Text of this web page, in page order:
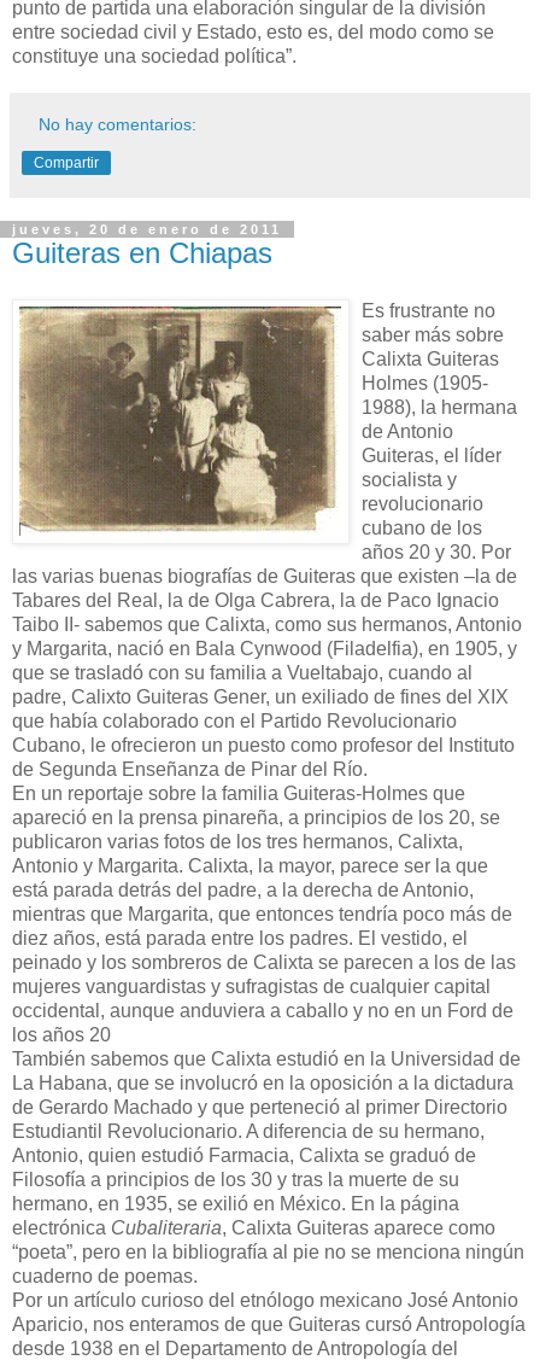
punto de partida una elaboración singular de la división
entre sociedad civil y Estado, esto es, del modo como se
constituye una sociedad política”.
No hay comentarios:
Compartir
jueves, 20 de enero de 2011
Guiteras en Chiapas
Es frustrante no
saber más sobre
Calixta Guiteras
Holmes (1905-
1988), la hermana
de Antonio
Guiteras, el líder
socialista y
revolucionario
cubano de los
años 20 y 30. Por
las varias buenas biografías de Guiteras que existen –la de
Tabares del Real, la de Olga Cabrera, la de Paco Ignacio
Taibo II- sabemos que Calixta, como sus hermanos, Antonio
y Margarita, nació en Bala Cynwood (Filadelfia), en 1905, y
que se trasladó con su familia a Vueltabajo, cuando al
padre, Calixto Guiteras Gener, un exiliado de fines del XIX
que había colaborado con el Partido Revolucionario
Cubano, le ofrecieron un puesto como profesor del Instituto
de Segunda Enseñanza de Pinar del Río.
En un reportaje sobre la familia Guiteras-Holmes que
apareció en la prensa pinareña, a principios de los 20, se
publicaron varias fotos de los tres hermanos, Calixta,
Antonio y Margarita. Calixta, la mayor, parece ser la que
está parada detrás del padre, a la derecha de Antonio,
mientras que Margarita, que entonces tendría poco más de
diez años, está parada entre los padres. El vestido, el
peinado y los sombreros de Calixta se parecen a los de las
mujeres vanguardistas y sufragistas de cualquier capital
occidental, aunque anduviera a caballo y no en un Ford de
los años 20
También sabemos que Calixta estudió en la Universidad de
La Habana, que se involucró en la oposición a la dictadura
de Gerardo Machado y que perteneció al primer Directorio
Estudiantil Revolucionario. A diferencia de su hermano,
Antonio, quien estudió Farmacia, Calixta se graduó de
Filosofía a principios de los 30 y tras la muerte de su
hermano, en 1935, se exilió en México. En la página
electrónica Cubaliteraria, Calixta Guiteras aparece como
“poeta”, pero en la bibliografía al pie no se menciona ningún
cuaderno de poemas.
Por un artículo curioso del etnólogo mexicano José Antonio
Aparicio, nos enteramos de que Guiteras cursó Antropología
desde 1938 en el Departamento de Antropología del